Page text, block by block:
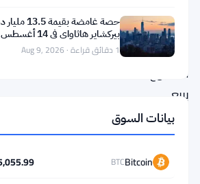
المستثمرين
هذا
الأسبوع
ببيع
الدولار
بعد
حصة غامضة
بيركشاير هاثاواي في 14 أغسطس
1 دقائق قراءة · Aug 9, 2026
بيانات السوق
Bitcoin
BTC